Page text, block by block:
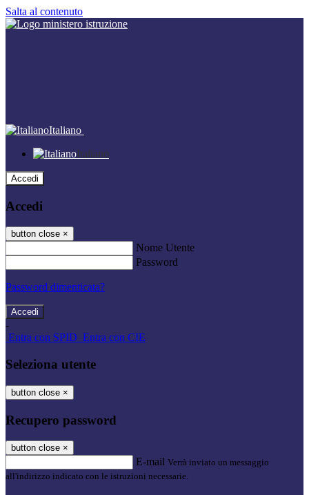
Salta al contenuto
Italiano
Italiano
Accedi
Accedi
button close ×
Nome Utente
Password
Password dimenticata?
-
Entra con SPID Entra con CIE
Seleziona utente
button close ×
Recupero password
button close ×
E-mail Verrà inviato un messaggio
all'indirizzo indicato con le istruzioni necessarie.